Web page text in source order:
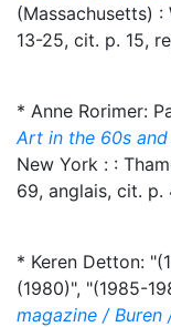
(Massachusetts) :
13-25, cit. p. 15,
* Anne Rorimer:
Art in the 60s
New York : :
69, anglais, cit. p.
* Keren Detton:
(1980)", "(1985-
magazine /